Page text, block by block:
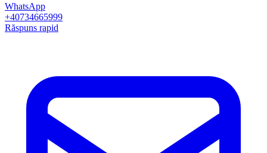
WhatsApp
+40734665999
Răspuns rapid